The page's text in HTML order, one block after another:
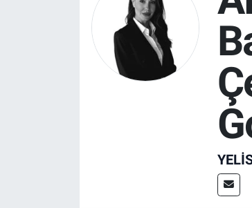
RESMİ İLANLAR